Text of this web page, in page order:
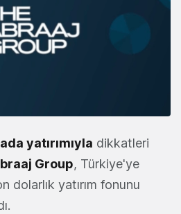
yatırımıyla dikkatleri
Group, Türkiye'ye
dolarlık yatırım fonunu